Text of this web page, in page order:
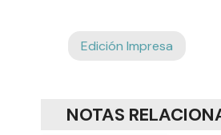
Edición Impresa
NOTAS